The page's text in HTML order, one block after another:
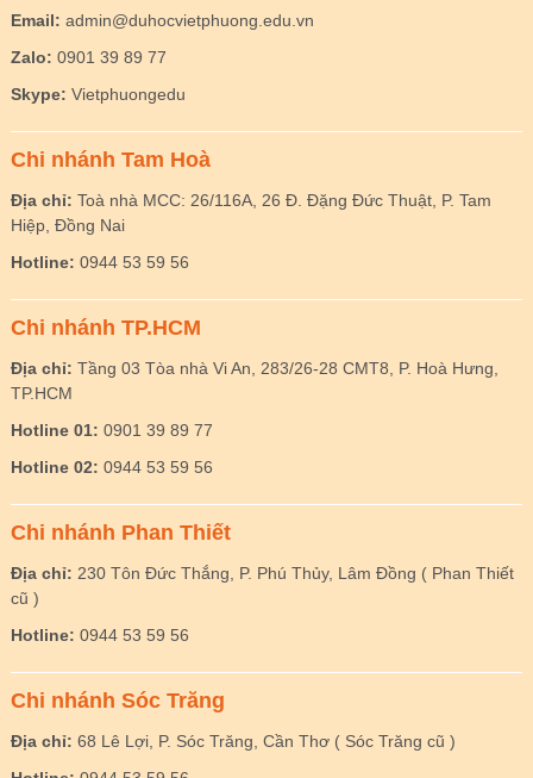
Email: admin@duhocvietphuong.edu.vn
Zalo: 0901 39 89 77
Skype: Vietphuongedu
Chi nhánh Tam Hoà
Địa chỉ: Toà nhà MCC: 26/116A, 26 Đ. Đặng Đức Thuật, P. Tam
Hiệp, Đồng Nai
Hotline: 0944 53 59 56
Chi nhánh TP.HCM
Địa chỉ: Tầng 03 Tòa nhà Vi An, 283/26-28 CMT8, P. Hoà Hưng,
TP.HCM
Hotline 01: 0901 39 89 77
Hotline 02: 0944 53 59 56
Chi nhánh Phan Thiết
Địa chỉ: 230 Tôn Đức Thắng, P. Phú Thủy, Lâm Đồng ( Phan Thiết
cũ )
Hotline: 0944 53 59 56
Chi nhánh Sóc Trăng
Địa chỉ: 68 Lê Lợi, P. Sóc Trăng, Cần Thơ ( Sóc Trăng cũ )